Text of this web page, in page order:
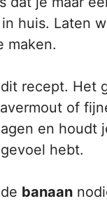
huis. Laten
maken.
recept. Het
of
en houdt
hebt.
banaan